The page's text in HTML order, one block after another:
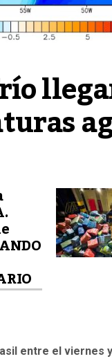
entre el viernes